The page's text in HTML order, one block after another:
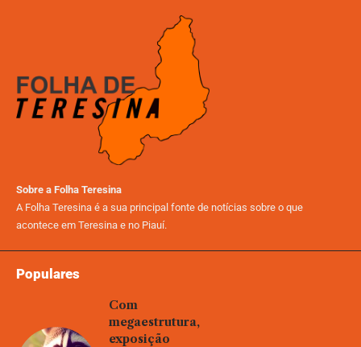
Sobre a Folha Teresina
A Folha Teresina é a sua principal fonte de notícias sobre o que
acontece em Teresina e no Piauí.
Populares
Com
megaestrutura,
exposição